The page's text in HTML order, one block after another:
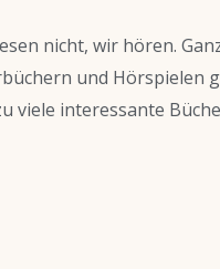
nicht, wir hören.
und Hörspielen
viele interessante